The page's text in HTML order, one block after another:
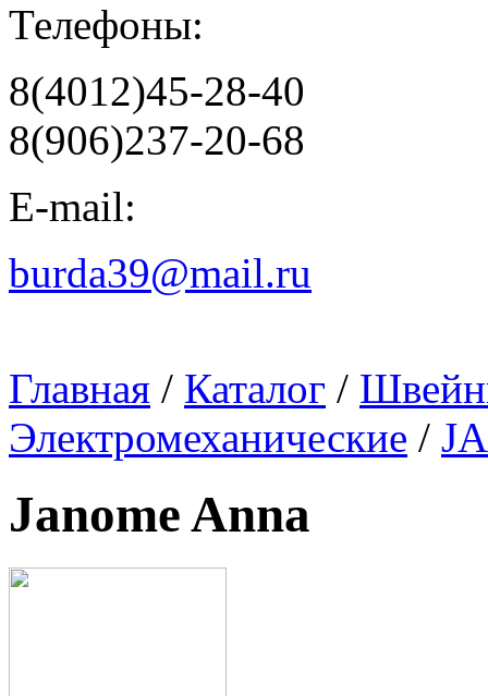
Телефоны:
8(4012)45-28-40
8(906)237-20-68
E-mail:
burda39@mail.ru
Главная / Каталог /
Электромеханические /
Janome Anna